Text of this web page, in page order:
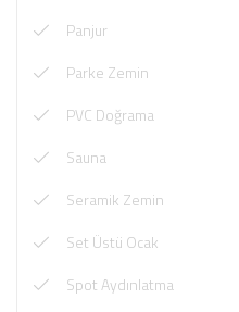
Panjur
Parke Zemin
PVC Doğrama
Sauna
Seramik Zemin
Set Üstü Ocak
Spot Aydınlatma